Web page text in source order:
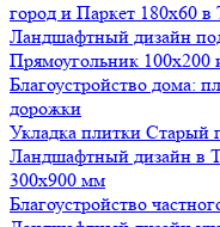
город и Паркет 180х60
Ландшафтный дизайн
Прямоугольник 100х200
Благоустройство дома:
дорожки
Укладка плитки Старый
Ландшафтный дизайн в
300х900 мм
Благоустройство